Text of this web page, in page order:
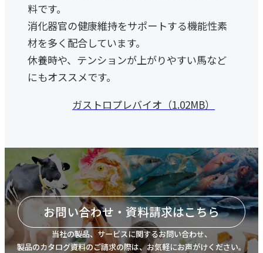
料です。
消化器官の健康維持をサポートする機能性素
材を多く配合しています。
休養時や、テンションが上がりやすい馬など
にもオススメです。
ガストロプレバイオ（1.02MB）
お問い合わせ・資料請求はこちら
当社の製品、サービスに関するお問い合わせ、
製品のカタログ資料のご請求の際は、お気軽にお声がけください。